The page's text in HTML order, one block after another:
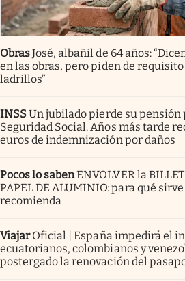
ObrasJosé, albañil de 64 años:
en las obras, pero piden de
ladrillos”
INSSUn jubilado pierde su pensión
Seguridad Social. Años más tarde
euros de indemnización por daños
Pocos lo sabenENVOLVER la
PAPEL DE ALUMINIO: para qué
recomienda
Viajar Oficial | España impedirá el
ecuatorianos, colombianos y
postergado la renovación del